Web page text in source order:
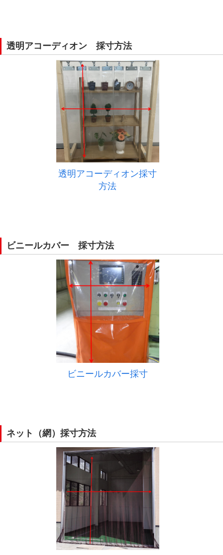
透明アコーディオン 採寸方法
透明アコーディオン採寸
方法
ビニールカバー 採寸方法
ビニールカバー採寸
ネット（網）採寸方法